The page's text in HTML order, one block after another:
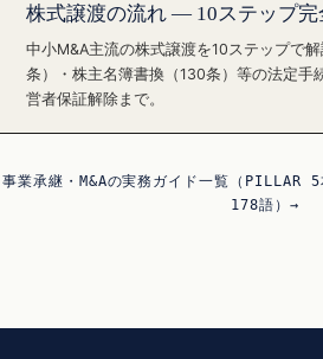
株式譲渡の流れ — 10ステップ完
中小M&A主流の株式譲渡を10ステップで
条）・株主名簿書換（130条）等の法定手
営者保証解除まで。
事業承継・M&Aの実務ガイド一覧（
178語）→